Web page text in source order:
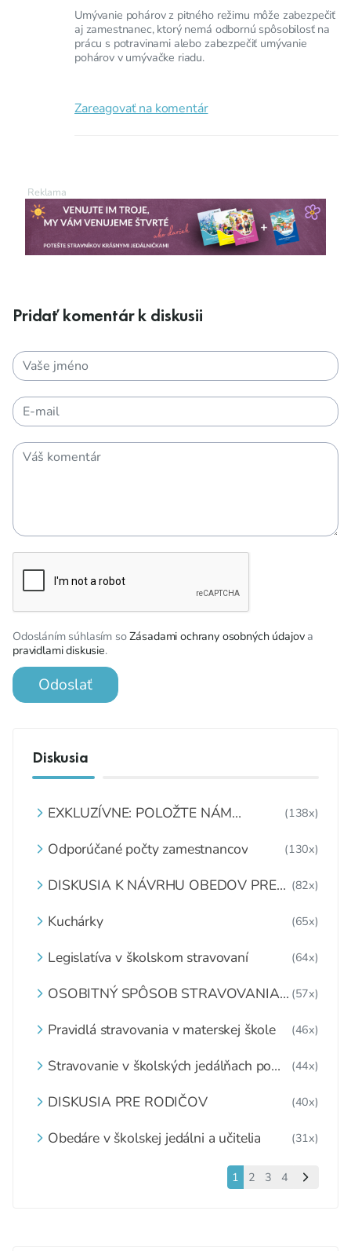
Umývanie pohárov z pitného režimu môže zabezpečiť
aj zamestnanec, ktorý nemá odbornú spôsobilosť na
prácu s potravinami alebo zabezpečiť umývanie
pohárov v umývačke riadu.
Zareagovať na komentár
Pridať komentár k diskusii
Odosláním súhlasím soZásadami ochrany osobných údajova
pravidlami diskusie.
Odoslať
Diskusia
EXKLUZÍVNE: POLOŽTE NÁM
(138x)
Odporúčané počty zamestnancov (130x)
DISKUSIA K NÁVRHU OBEDOV PRE
(82x)
Kuchárky (65x)
Legislatíva v školskom stravovaní (64x)
OSOBITNÝ SPÔSOB STRAVOVANIA
ZARIADENÍ
(57x)
Pravidlá stravovania v materskej škole (46x)
Stravovanie v školských jedálňach po
(44x)
DISKUSIA PRE RODIČOV (40x)
Obedáre v školskej jedálni a učitelia (31x)
1 2 3 4